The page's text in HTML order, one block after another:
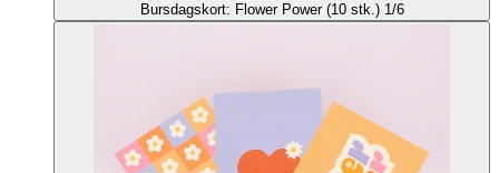
Bursdagskort: Flower Power (10 stk.) 1/6